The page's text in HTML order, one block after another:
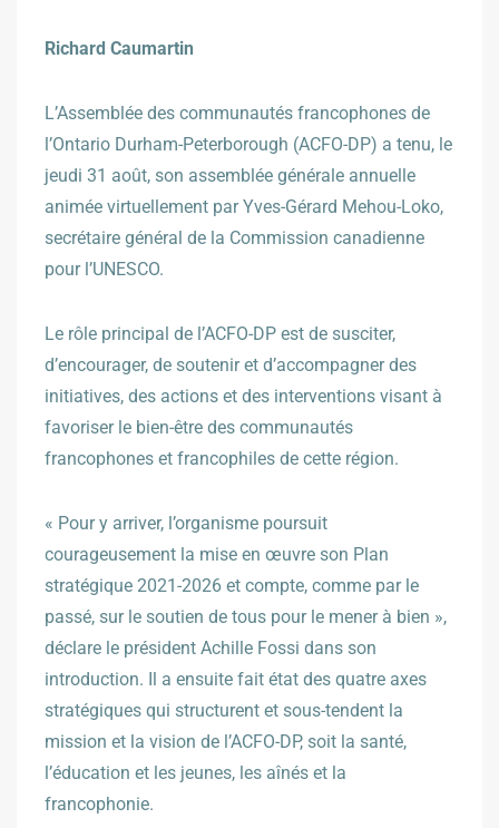
Richard Caumartin
L’Assemblée des communautés francophones de
l’Ontario Durham-Peterborough (ACFO-DP) a tenu, le
jeudi 31 août, son assemblée générale annuelle
animée virtuellement par Yves-Gérard Mehou-Loko,
secrétaire général de la Commission canadienne
pour l’UNESCO.
Le rôle principal de l’ACFO-DP est de susciter,
d’encourager, de soutenir et d’accompagner des
initiatives, des actions et des interventions visant à
favoriser le bien-être des communautés
francophones et francophiles de cette région.
« Pour y arriver, l’organisme poursuit
courageusement la mise en œuvre son Plan
stratégique 2021-2026 et compte, comme par le
passé, sur le soutien de tous pour le mener à bien »,
déclare le président Achille Fossi dans son
introduction. Il a ensuite fait état des quatre axes
stratégiques qui structurent et sous-tendent la
mission et la vision de l’ACFO-DP, soit la santé,
l’éducation et les jeunes, les aînés et la
francophonie.